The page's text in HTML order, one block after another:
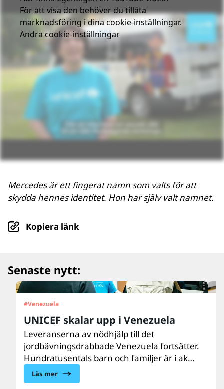
För att visa den behöver du tillåta
marknadsföring i dina cookie-inställningar.
Ändra cookie-inställningar
Mercedes är ett fingerat namn som valts för att
skydda hennes identitet. Hon har själv valt namnet.
Kopiera länk
Senaste nytt:
#Venezuela
UNICEF skalar upp i Venezuela
Leveranserna av nödhjälp till det
jordbävningsdrabbade Venezuela fortsätter.
Hundratusentals barn och familjer är i akut
behov av vård, näring, vatten, sanitet och
hygien samt psykosocialt stöd. UNICEF finns
Läs mer